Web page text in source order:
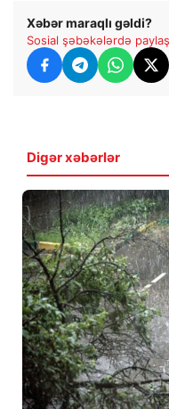
Xəbər maraqlı gəldi?
Sosial şəbəkələrdə
Digər xəbərlər